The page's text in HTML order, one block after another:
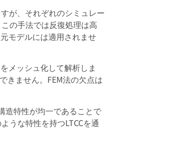
が、それぞれのシミュレー
の手法では反復処理は高
モデルには適用されませ
メッシュ化して解析しま
きません。FEM法の欠点は
造特性が均一であることで
うな特性を持つLTCCを通